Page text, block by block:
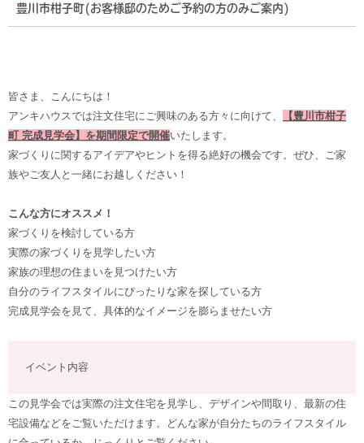
豊川市柑子町(お客様邸のためご予約の方のみご案内)
皆さま、こんにちは！
アンキハウスでは注文住宅にご興味のある方々に向けて、
【豊川市柑子
町 完成見学会】を期間限定で開催いたします。
家づくりに関するアイデアやヒントを得る絶好の機会です。ぜひ、ご家
族やご友人と一緒にお越しください！
こんな方にオススメ！
家づくりを検討している方
実際の家づくりを見学したい方
家族の理想の住まいを見つけたい方
自分のライフスタイルにぴったりな家を探している方
完成見学会を見て、具体的なイメージを膨らませたい方
イベント内容
この見学会では実際の注文住宅を見学し、デザインや間取り、最新の住
宅設備などをご覧いただけます。どんな家が自分たちのライフスタイル